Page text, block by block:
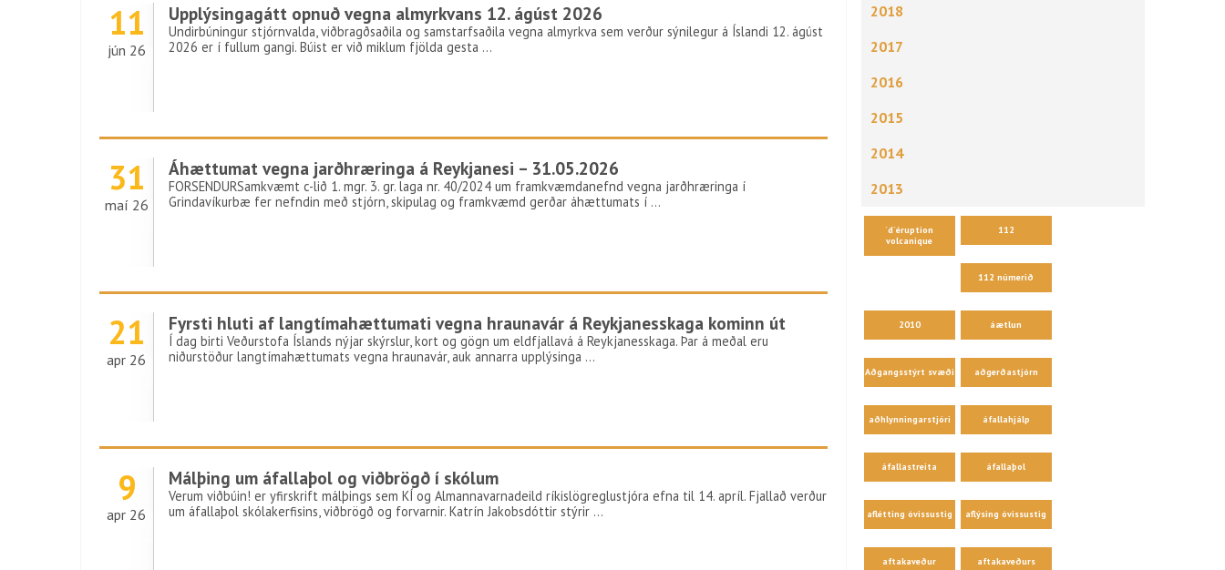
2018
2017
2016
2015
2014
2013
´d´éruption
volcanique
112
112 númerið
2010 áætlun
Aðgangsstýrt svæði aðgerðastjórn
aðhlynningarstjóri áfallahjálp
áfallastreita áfallaþol
aflétting óvissustig aflýsing óvissustig
aftakaveður aftakaveðurs
11
jún 26
Upplýsingagátt opnuð vegna almyrkvans 12. ágúst 2026
Undirbúningur stjórnvalda, viðbragðsaðila og samstarfsaðila vegna almyrkva sem verður sýnilegur á Íslandi 12. ágúst
2026 er í fullum gangi. Búist er við miklum fjölda gesta …
31
maí 26
Áhættumat vegna jarðhræringa á Reykjanesi – 31.05.2026
FORSENDURSamkvæmt c-lið 1. mgr. 3. gr. laga nr. 40/2024 um framkvæmdanefnd vegna jarðhræringa í
Grindavíkurbæ fer nefndin með stjórn, skipulag og framkvæmd gerðar áhættumats í …
21
apr 26
Fyrsti hluti af langtímahættumati vegna hraunavár á Reykjanesskaga kominn út
Í dag birti Veðurstofa Íslands nýjar skýrslur, kort og gögn um eldfjallavá á Reykjanesskaga. Þar á meðal eru
niðurstöður langtímahættumats vegna hraunavár, auk annarra upplýsinga …
9
apr 26
Málþing um áfallaþol og viðbrögð í skólum
Verum viðbúin! er yfirskrift málþings sem KÍ og Almannavarnadeild ríkislögreglustjóra efna til 14. apríl. Fjallað verður
um áfallaþol skólakerfisins, viðbrögð og forvarnir. Katrín Jakobsdóttir stýrir …